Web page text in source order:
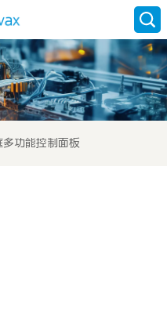
多功能控制面板